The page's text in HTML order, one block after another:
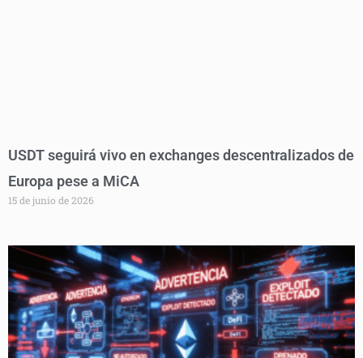
USDT seguirá vivo en exchanges descentralizados de
Europa pese a MiCA
15 de junio de 2026